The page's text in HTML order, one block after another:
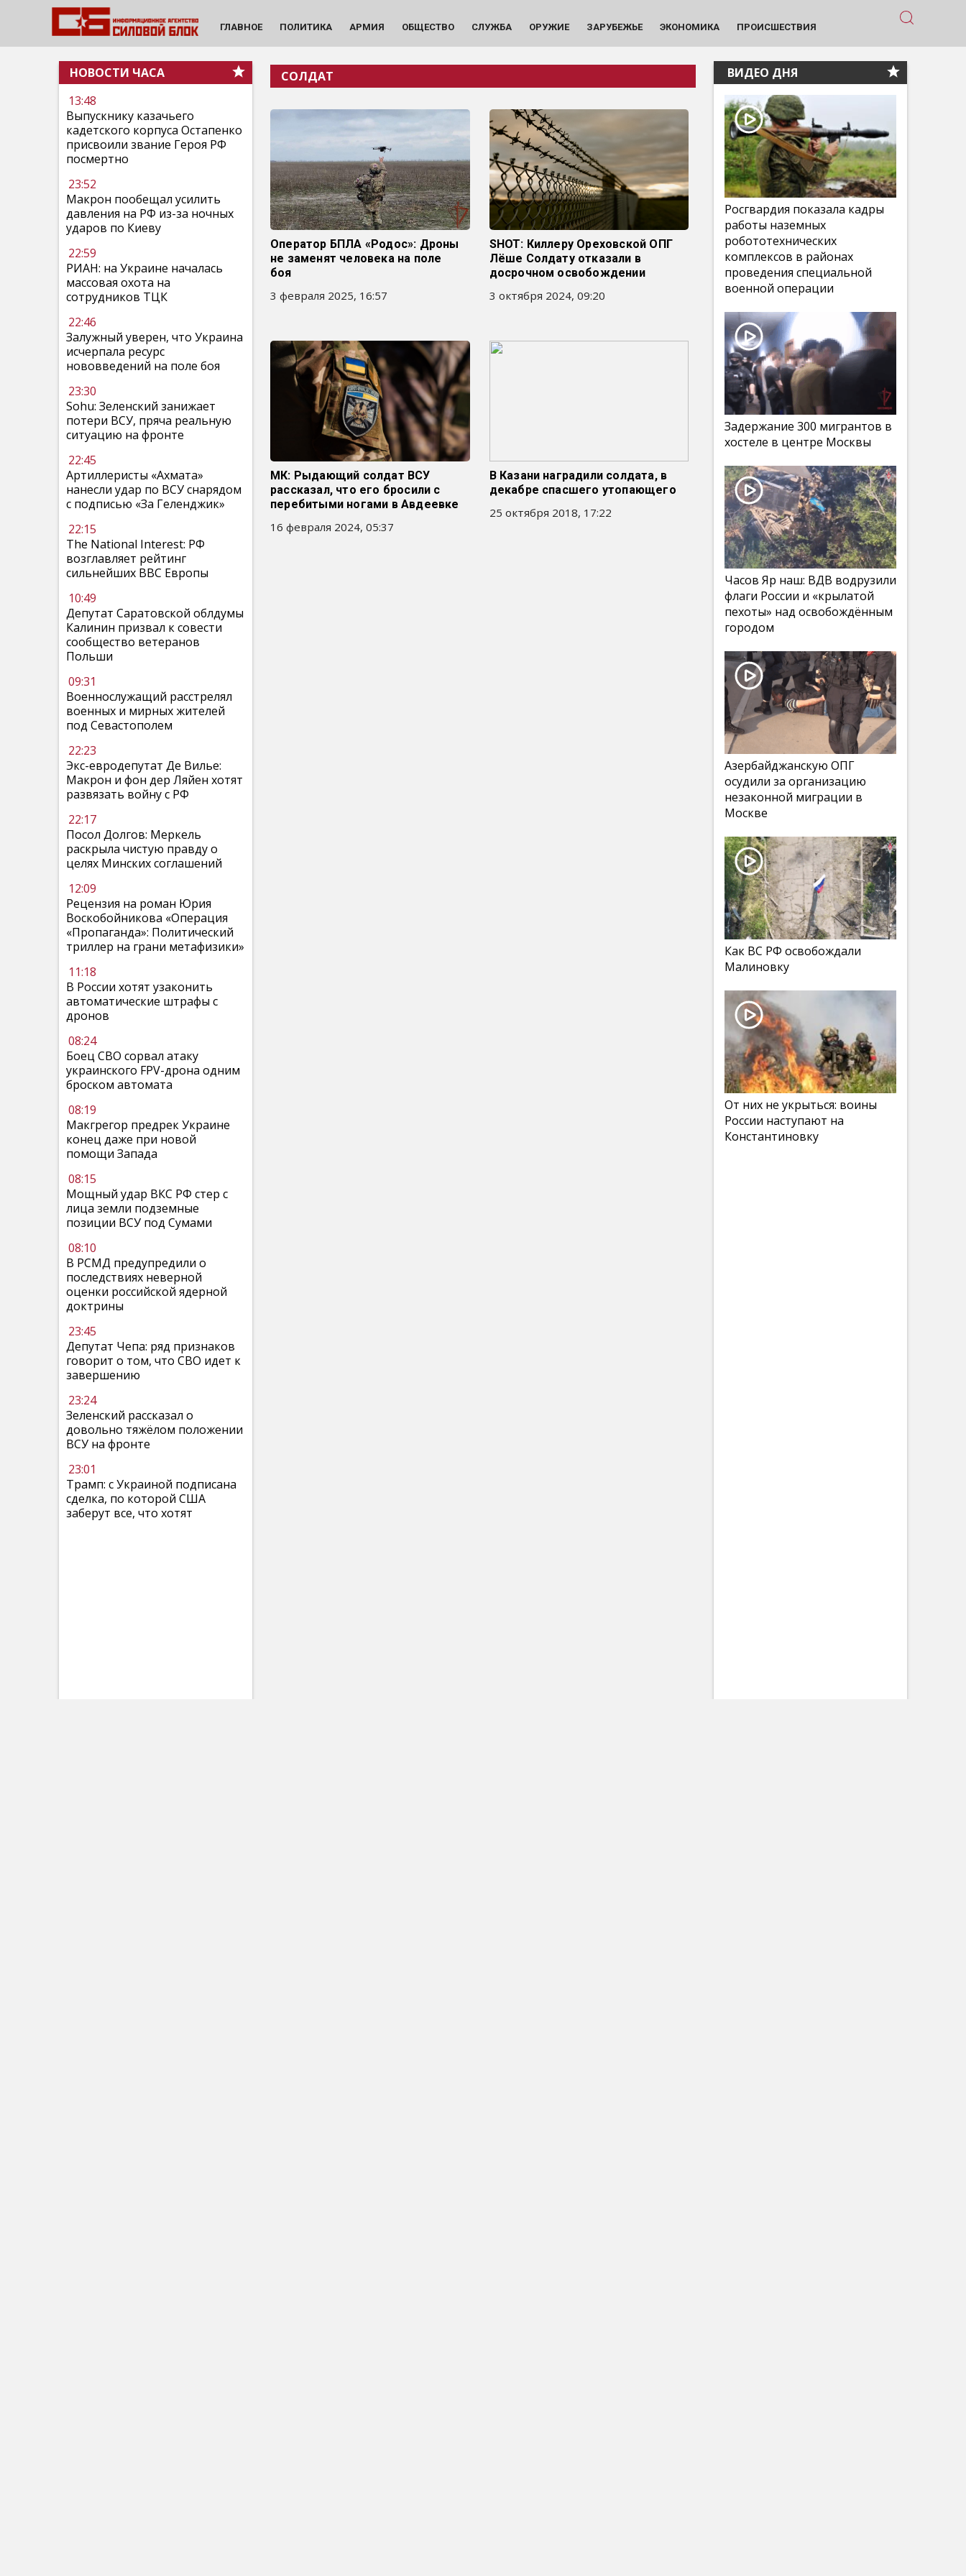
ГЛАВНОЕ ПОЛИТИКА АРМИЯ ОБЩЕСТВО СЛУЖБА ОРУЖИЕ ЗАРУБЕЖЬЕ ЭКОНОМИКА ПРОИСШЕСТВИЯ
НОВОСТИ ЧАСА
13:48
Выпускнику казачьего
кадетского корпуса Остапенко
присвоили звание Героя РФ
посмертно
23:52
Макрон пообещал усилить
давления на РФ из-за ночных
ударов по Киеву
22:59
РИАН: на Украине началась
массовая охота на
сотрудников ТЦК
22:46
Залужный уверен, что Украина
исчерпала ресурс
нововведений на поле боя
23:30
Sohu: Зеленский занижает
потери ВСУ, пряча реальную
ситуацию на фронте
22:45
Артиллеристы «Ахмата»
нанесли удар по ВСУ снарядом
с подписью «За Геленджик»
22:15
The National Interest: РФ
возглавляет рейтинг
сильнейших ВВС Европы
10:49
Депутат Саратовской облдумы
Калинин призвал к совести
сообщество ветеранов
Польши
09:31
Военнослужащий расстрелял
военных и мирных жителей
под Севастополем
22:23
Экс-евродепутат Де Вилье:
Макрон и фон дер Ляйен хотят
развязать войну с РФ
22:17
Посол Долгов: Меркель
раскрыла чистую правду о
целях Минских соглашений
12:09
Рецензия на роман Юрия
Воскобойникова «Операция
«Пропаганда»: Политический
триллер на грани метафизики»
11:18
В России хотят узаконить
автоматические штрафы с
дронов
08:24
Боец СВО сорвал атаку
украинского FPV-дрона одним
броском автомата
08:19
Макгрегор предрек Украине
конец даже при новой
помощи Запада
08:15
Мощный удар ВКС РФ стер с
лица земли подземные
позиции ВСУ под Сумами
08:10
В РСМД предупредили о
последствиях неверной
оценки российской ядерной
доктрины
23:45
Депутат Чепа: ряд признаков
говорит о том, что СВО идет к
завершению
23:24
Зеленский рассказал о
довольно тяжёлом положении
ВСУ на фронте
23:01
Трамп: с Украиной подписана
сделка, по которой США
заберут все, что хотят
СОЛДАТ
Оператор БПЛА «Родос»: Дроны
не заменят человека на поле
боя
3 февраля 2025, 16:57
SHOT: Киллеру Ореховской ОПГ
Лёше Солдату отказали в
досрочном освобождении
3 октября 2024, 09:20
МК: Рыдающий солдат ВСУ
рассказал, что его бросили с
перебитыми ногами в Авдеевке
16 февраля 2024, 05:37
В Казани наградили солдата, в
декабре спасшего утопающего
25 октября 2018, 17:22
ВИДЕО ДНЯ
Росгвардия показала кадры
работы наземных
робототехнических
комплексов в районах
проведения специальной
военной операции
Задержание 300 мигрантов в
хостеле в центре Москвы
Часов Яр наш: ВДВ водрузили
флаги России и «крылатой
пехоты» над освобождённым
городом
Азербайджанскую ОПГ
осудили за организацию
незаконной миграции в
Москве
Как ВС РФ освобождали
Малиновку
От них не укрыться: воины
России наступают на
Константиновку